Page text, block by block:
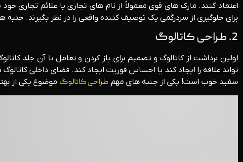
اعتماد کنند. مارک های قوی معمولاً از نام های تجاری یا علائم تجاری
برای جلوگیری از سردرگمی یک توصیف کننده واقعی را در نظر بگیرند.
2. طراحی کاتالوگ
اولین برداشت از کاتالوگ و تصمیم برای باز کردن و تعامل با آن جلد
تواند علاقه را ایجاد کند یا احساس فوریت ایجاد کند. فضای داخلی
سفید خوب است! یکی از جنبه های مهم طراحی کاتالوگ موضوع یکی از